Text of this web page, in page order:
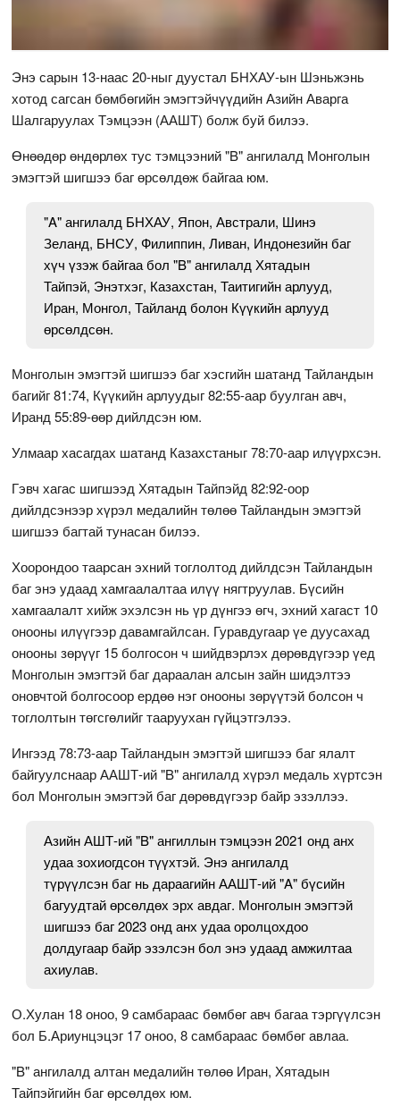
Энэ сарын 13-наас 20-ныг дуустал БНХАУ-ын Шэньжэнь
хотод сагсан бөмбөгийн эмэгтэйчүүдийн Азийн Аварга
Шалгаруулах Тэмцээн (ААШТ) болж буй билээ.
Өнөөдөр өндөрлөх тус тэмцээний "B" ангилалд Монголын
эмэгтэй шигшээ баг өрсөлдөж байгаа юм.
"A" ангилалд БНХАУ, Япон, Австрали, Шинэ
Зеланд, БНСУ, Филиппин, Ливан, Индонезийн баг
хүч үзэж байгаа бол "B" ангилалд Хятадын
Тайпэй, Энэтхэг, Казахстан, Таитигийн арлууд,
Иран, Монгол, Тайланд болон Күүкийн арлууд
өрсөлдсөн.
Монголын эмэгтэй шигшээ баг хэсгийн шатанд Тайландын
багийг 81:74, Күүкийн арлуудыг 82:55-аар буулган авч,
Иранд 55:89-өөр дийлдсэн юм.
Улмаар хасагдах шатанд Казахстаныг 78:70-аар илүүрхсэн.
Гэвч хагас шигшээд Хятадын Тайпэйд 82:92-оор
дийлдсэнээр хүрэл медалийн төлөө Тайландын эмэгтэй
шигшээ багтай тунасан билээ.
Хоорондоо таарсан эхний тоглолтод дийлдсэн Тайландын
баг энэ удаад хамгаалалтаа илүү нягтруулав. Бүсийн
хамгаалалт хийж эхэлсэн нь үр дүнгээ өгч, эхний хагаст 10
онооны илүүгээр давамгайлсан. Гуравдугаар үе дуусахад
онооны зөрүүг 15 болгосон ч шийдвэрлэх дөрөвдүгээр үед
Монголын эмэгтэй баг дараалан алсын зайн шидэлтээ
оновчтой болгосоор ердөө нэг онооны зөрүүтэй болсон ч
тоглолтын төгсгөлийг тааруухан гүйцэтгэлээ.
Ингээд 78:73-аар Тайландын эмэгтэй шигшээ баг ялалт
байгуулснаар ААШТ-ий "B" ангилалд хүрэл медаль хүртсэн
бол Монголын эмэгтэй баг дөрөвдүгээр байр эзэллээ.
Азийн АШТ-ий "B" ангиллын тэмцээн 2021 онд анх
удаа зохиогдсон түүхтэй. Энэ ангилалд
түрүүлсэн баг нь дараагийн ААШТ-ий "A" бүсийн
багуудтай өрсөлдөх эрх авдаг. Монголын эмэгтэй
шигшээ баг 2023 онд анх удаа оролцохдоо
долдугаар байр эзэлсэн бол энэ удаад амжилтаа
ахиулав.
О.Хулан 18 оноо, 9 самбараас бөмбөг авч багаа тэргүүлсэн
бол Б.Ариунцэцэг 17 оноо, 8 самбараас бөмбөг авлаа.
"B" ангилалд алтан медалийн төлөө Иран, Хятадын
Тайпэйгийн баг өрсөлдөх юм.